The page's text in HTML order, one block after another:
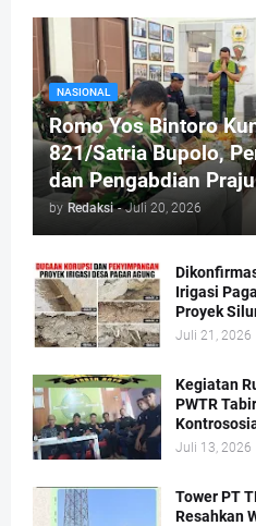
NASIONAL
Romo Yos Bintoro
821/Satria Bupolo,
dan Pengabdian
by Redaksi - Juli 20, 2026
Irigasi
Proyek
Juli 21, 2026
Kegiatan
PWTR
Juli 13, 2026
Tower PT
Resahkan